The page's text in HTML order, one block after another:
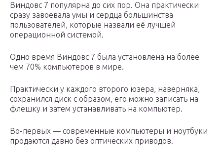
Виндовс 7 популярна до сих пор. Она практически
сразу завоевала умы и сердца большинства
пользователей, которые назвали её лучшей
операционной системой.
Одно время Виндовс 7 была установлена на более
чем 70% компьютеров в мире.
Практически у каждого второго юзера, наверняка,
сохранился диск с образом, его можно записать на
флешку и затем устанавливать на компьютер.
Во-первых — современные компьютеры и ноутбуки
продаются давно без оптических приводов.